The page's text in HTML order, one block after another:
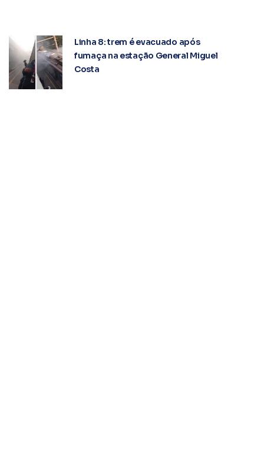
Linha 8: trem é evacuado após
fumaça na estação General Miguel
Costa